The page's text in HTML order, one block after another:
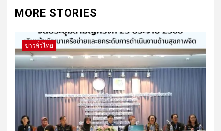
MORE STORIES
ข่าวทั่วไทย